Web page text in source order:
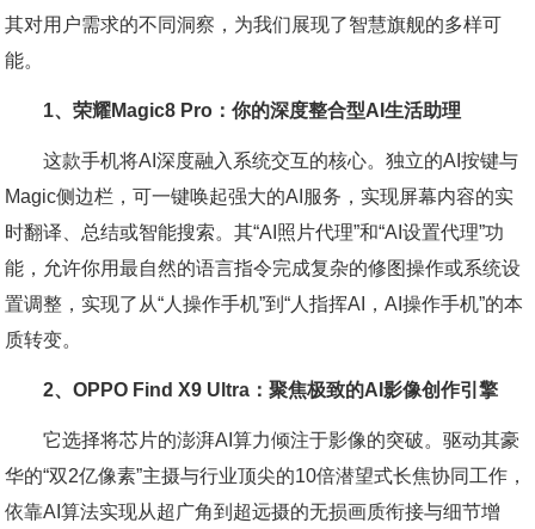
其对用户需求的不同洞察，为我们展现了智慧旗舰的多样可
能。
1、荣耀Magic8 Pro：你的深度整合型AI生活助理
这款手机将AI深度融入系统交互的核心。独立的AI按键与
Magic侧边栏，可一键唤起强大的AI服务，实现屏幕内容的实
时翻译、总结或智能搜索。其“AI照片代理”和“AI设置代理”功
能，允许你用最自然的语言指令完成复杂的修图操作或系统设
置调整，实现了从“人操作手机”到“人指挥AI，AI操作手机”的本
质转变。
2、OPPO Find X9 Ultra：聚焦极致的AI影像创作引擎
它选择将芯片的澎湃AI算力倾注于影像的突破。驱动其豪
华的“双2亿像素”主摄与行业顶尖的10倍潜望式长焦协同工作，
依靠AI算法实现从超广角到超远摄的无损画质衔接与细节增